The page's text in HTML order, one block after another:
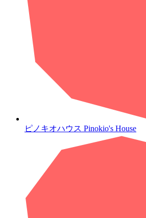
ピノキオハウス Pinokio's House